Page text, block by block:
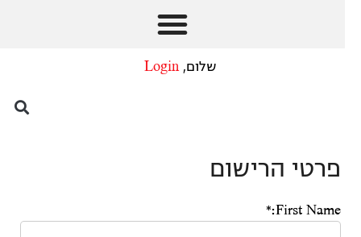
שלום,Login
פרטי הרישום
First Name:*